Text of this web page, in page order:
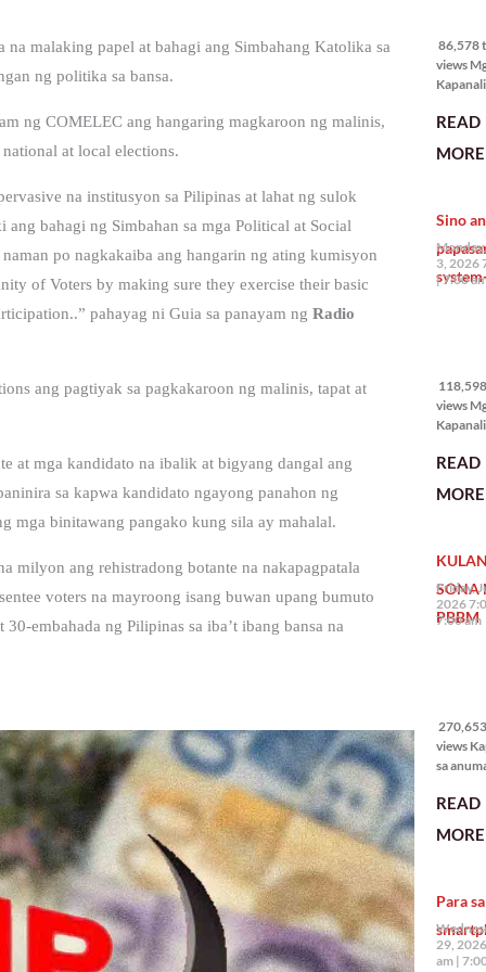
malaking papel at bahagi ang Simbahang Katolika sa
ng politika sa bansa.
ng COMELEC ang hangaring magkaroon ng malinis,
at local elections.
na institusyon sa Pilipinas at lahat ng sulok
bahagi ng Simbahan sa mga Political at Social
po nagkakaiba ang hangarin ng ating kumisyon
of Voters by making sure they exercise their basic
pahayag ni Guia sa panayam ng Radio
ang pagtiyak sa pagkakaroon ng malinis, tapat at
at mga kandidato na ibalik at bigyang dangal ang
sa kapwa kandidato ngayong panahon ng
mga binitawang pangako kung sila ay mahalal.
milyon ang rehistradong botante na nakapagpatala
voters na mayroong isang buwan upang bumuto
embahada ng Pilipinas sa iba’t ibang bansa na
86,578
views
Japanese
the
bahay
READ
MORE
Sino
3, 2026
7:00
views
State of
Marcos
READ
MORE
SONA
PBBM
Friday,
2026
7:00 am
views
sa
planong
usapin
sadyang
READ
MORE
Para
29,
am